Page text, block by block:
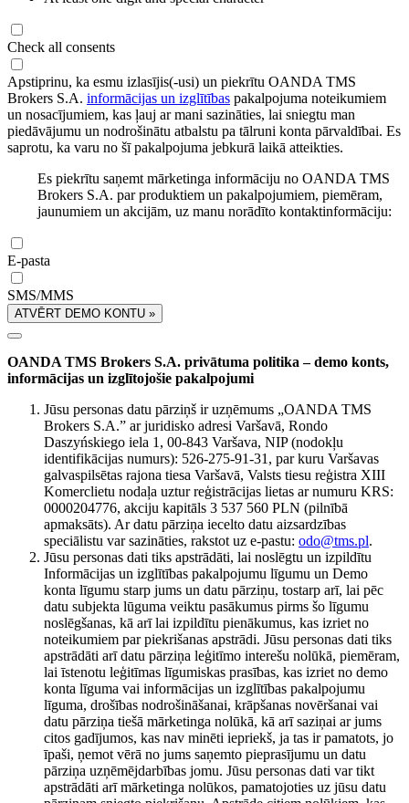
Check all consents
Apstiprinu, ka esmu izlasījis(-usi) un piekrītu OANDA TMS
Brokers S.A. informācijas un izglītības pakalpojuma noteikumiem
un nosacījumiem, kas ļauj ar mani sazināties, lai sniegtu man
piedāvājumu un nodrošinātu atbalstu pa tālruni konta pārvaldībai. Es
saprotu, ka varu no šī pakalpojuma jebkurā laikā atteikties.
Es piekrītu saņemt mārketinga informāciju no OANDA TMS
Brokers S.A. par produktiem un pakalpojumiem, piemēram,
jaunumiem un akcijām, uz manu norādīto kontaktinformāciju:
E-pasta
SMS/MMS
ATVĒRT DEMO KONTU »
OANDA TMS Brokers S.A. privātuma politika – demo konts,
informācijas un izglītojošie pakalpojumi
Jūsu personas datu pārziņš ir uzņēmums „OANDA TMS
Brokers S.A.” ar juridisko adresi Varšavā, Rondo
Daszyńskiego iela 1, 00-843 Varšava, NIP (nodokļu
identifikācijas numurs): 526-275-91-31, par kuru Varšavas
galvaspilsētas rajona tiesa Varšavā, Valsts tiesu reģistra XIII
Komerclietu nodaļa uztur reģistrācijas lietas ar numuru KRS:
0000204776, akciju kapitāls 3 537 560 PLN (pilnībā
apmaksāts). Ar datu pārziņa iecelto datu aizsardzības
speciālistu var sazināties, rakstot uz e-pastu: odo@tms.pl.
Jūsu personas dati tiks apstrādāti, lai noslēgtu un izpildītu
Informācijas un izglītības pakalpojumu līgumu un Demo
konta līgumu starp jums un datu pārziņu, tostarp arī, lai pēc
datu subjekta lūguma veiktu pasākumus pirms šo līgumu
noslēgšanas, kā arī lai izpildītu pienākumus, kas izriet no
noteikumiem par piekrišanas apstrādi. Jūsu personas dati tiks
apstrādāti arī datu pārziņa leģitīmo interešu nolūkā, piemēram,
lai īstenotu leģitīmas līgumiskas prasības, kas izriet no demo
konta līguma vai informācijas un izglītības pakalpojumu
līguma, drošības nodrošināšanai, krāpšanas novēršanai vai
datu pārziņa tiešā mārketinga nolūkā, kā arī saziņai ar jums
citos gadījumos, kas nav minēti iepriekš, ja tas ir pamatots, jo
īpaši, ņemot vērā no jums saņemto pieprasījumu un datu
pārziņa uzņēmējdarbības jomu. Jūsu personas dati var tikt
apstrādāti arī mārketinga nolūkos, pamatojoties uz jūsu datu